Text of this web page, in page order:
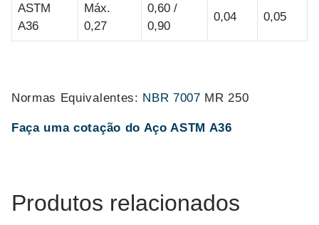
ASTM
A36
Máx.
0,27
0,60 /
0,90
0,04 0,05
Normas Equivalentes: NBR 7007 MR 250
Faça uma cotação do Aço ASTM A36
Produtos relacionados